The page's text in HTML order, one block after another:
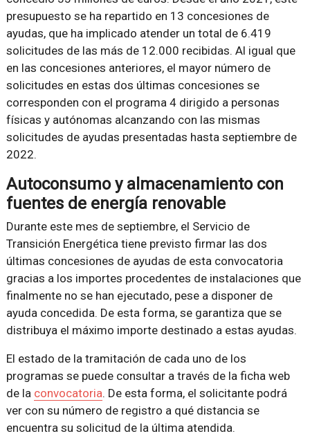
presupuesto se ha repartido en 13 concesiones de
ayudas, que ha implicado atender un total de 6.419
solicitudes de las más de 12.000 recibidas. Al igual que
en las concesiones anteriores, el mayor número de
solicitudes en estas dos últimas concesiones se
corresponden con el programa 4 dirigido a personas
físicas y autónomas alcanzando con las mismas
solicitudes de ayudas presentadas hasta septiembre de
2022.
Autoconsumo y almacenamiento con
fuentes de energía renovable
Durante este mes de septiembre, el Servicio de
Transición Energética tiene previsto firmar las dos
últimas concesiones de ayudas de esta convocatoria
gracias a los importes procedentes de instalaciones que
finalmente no se han ejecutado, pese a disponer de
ayuda concedida. De esta forma, se garantiza que se
distribuya el máximo importe destinado a estas ayudas.
El estado de la tramitación de cada uno de los
programas se puede consultar a través de la ficha web
de la convocatoria. De esta forma, el solicitante podrá
ver con su número de registro a qué distancia se
encuentra su solicitud de la última atendida.